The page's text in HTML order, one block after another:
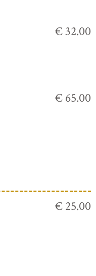
€ 32.00
€ 65.00
€ 25.00